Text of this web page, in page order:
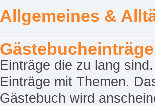
Allgemeines &
Gästebucheinträge
Einträge die zu lang
Einträge mit Themen.
Gästebuch wird